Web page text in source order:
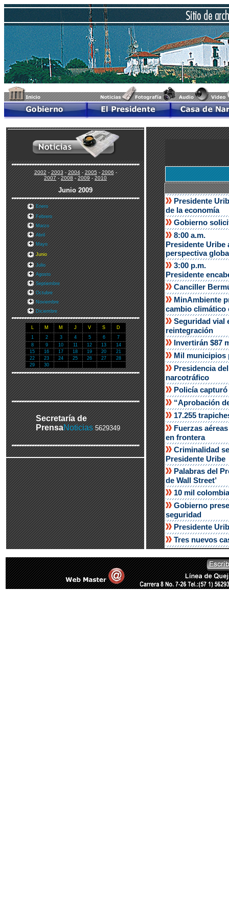
2002-2003-2004-2005-2006-
2007-2008-2009-2010
Junio 2009
Enero
Febrero
Marzo
Abril
Mayo
Junio
Julio
Agosto
Septiembre
Octubre
Noviembre
Diciembre
L M M J V S
D
1
2 3 4 5 6
7
8
9 10 11 12 13
14
15
16 17 18 19 20
21
22
23 24 25 26 27
28
29
30
Secretaría de
PrensaNoticias 5629349
Presidente
de la economía
Gobierno
8:00 a.m.
Presidente Uribe
perspectiva
3:00 p.m.
Presidente
Canciller
MinAmbiente
cambio climático
Seguridad vial
reintegración
Invertirán $87
Mil municipios
Presidencia
narcotráfico
Policía capturó
“Aprobación
17.255
Fuerzas
en frontera
Criminalidad
Presidente Uribe
Palabras del
de Wall Street’
10 mil
Gobierno
seguridad
Presidente
Tres nuevos